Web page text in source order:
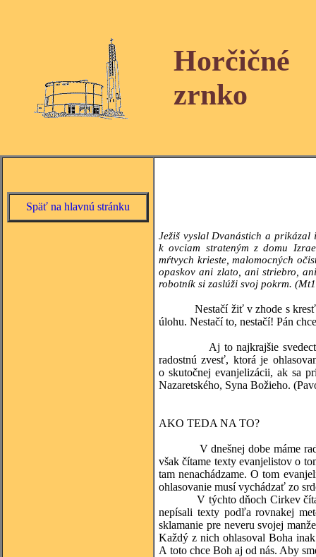
Horčičné
zrnko
Späť na hlavnú stránku
Ježiš vyslal Dvanástich a prikázal
k ovciam strateným z domu
mŕtvych krieste, malomocných
opaskov ani zlato, ani striebro,
robotník si zaslúži svoj pokrm.
Nestačí žiť v zhode s
úlohu. Nestačí to, nestačí! Pán
Aj to najkrajšie svedectvo
radostnú zvesť, ktorá je
o skutočnej evanjelizácii, ak sa
Nazaretského, Syna Božieho.
AKO TEDA NA TO?
V dnešnej dobe máme radi
však čítame texty evanjelistov o
tam nenachádzame. O tom
ohlasovanie musí vychádzať zo
V týchto dňoch Cirkev číta
nepísali texty podľa rovnakej
sklamanie pre neveru svojej
Každý z nich ohlasoval Boha
A toto chce Boh aj od nás. Aby